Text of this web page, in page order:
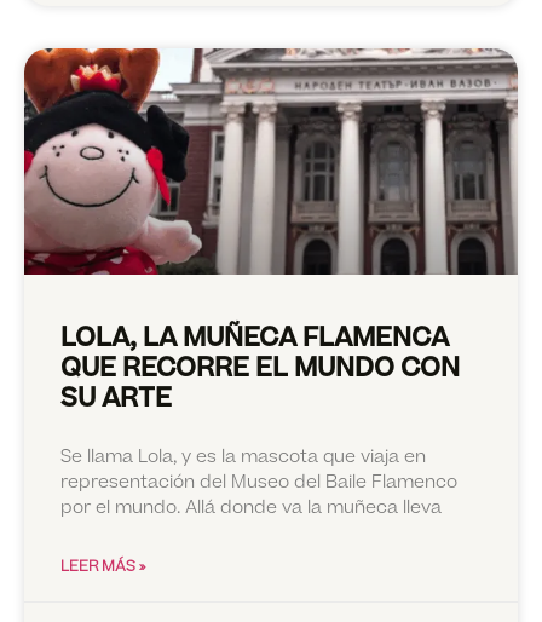
LOLA, LA MUÑECA FLAMENCA
QUE RECORRE EL MUNDO CON
SU ARTE
Se llama Lola, y es la mascota que viaja en
representación del Museo del Baile Flamenco
por el mundo. Allá donde va la muñeca lleva
LEER MÁS »